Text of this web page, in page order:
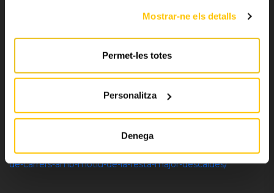
Mostrar-ne els detalls
Permet-les totes
Personalitza
Denega
moute_en_bus